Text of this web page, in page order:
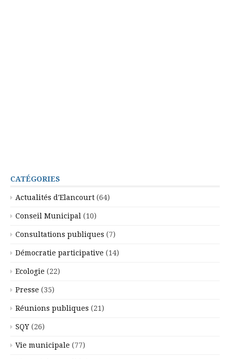
CATÉGORIES
Actualités d'Elancourt (64)
Conseil Municipal (10)
Consultations publiques (7)
Démocratie participative (14)
Ecologie (22)
Presse (35)
Réunions publiques (21)
SQY (26)
Vie municipale (77)